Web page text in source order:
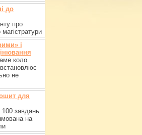
до
про
і
коло
не
для
100 завдань
на